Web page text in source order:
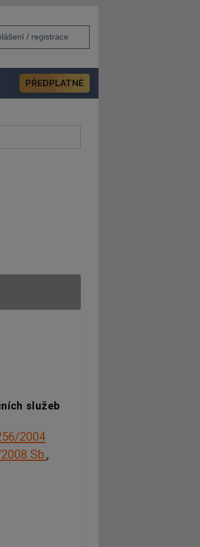
/ registrace
PŘEDPLATNÉ
služeb
2004
Sb.,